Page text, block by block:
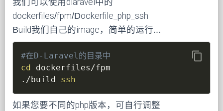
我们可以使用dlaravel中的
dockerfiles/fpm/Dockerfile_php_ssh
Build我们自己的image，简单的运行...
content_copy
#在D-Laravel的目录中
cd
dockerfiles/fpm
./build ssh
如果您要不同的php版本，可自行调整